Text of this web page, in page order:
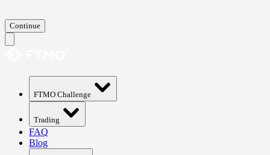
Continue
FTMO Challenge
Trading
FAQ
Blog